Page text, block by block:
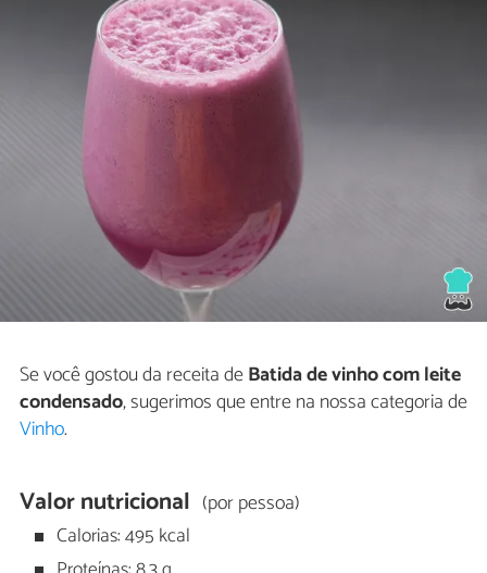
Se você gostou da receita deBatida de vinho com leite
condensado, sugerimos que entre na nossa categoria de
Vinho.
Valor nutricional (por pessoa)
Calorias: 495 kcal